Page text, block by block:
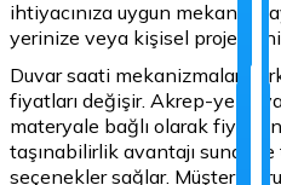
ihtiyacınıza uygun
yerinize veya kişisel
Duvar saati mekanizmaları
fiyatları değişir. Akrep-
materyale bağlı olarak
taşınabilirlik avantajı sunar
seçenekler sağlar. Müşteri